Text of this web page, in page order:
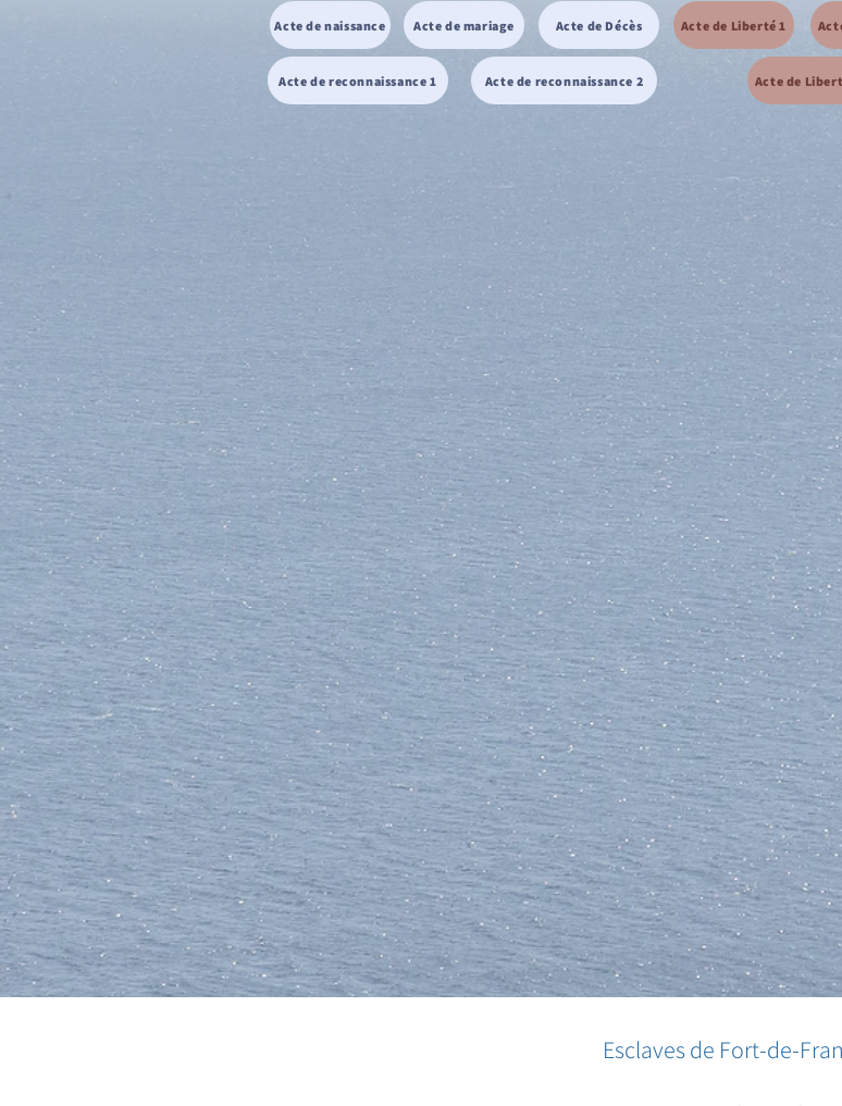
Acte de naissance Acte de mariage Acte de Décès
Acte de reconnaissance 1 Acte de reconnaissance 2
Acte de Liberté 1
Acte de
Esclaves de Fort-de-